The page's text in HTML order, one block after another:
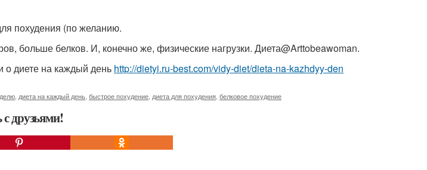
похудения (по желанию.
больше белков. И, конечно же, физические нагрузки. Диета@Arttobeawoman.
диете на каждый день http://dietyi.ru-best.com/vidy-diet/dieta-na-kazhdyy-den
диета на каждый день быстрое похудение диета для похудения белковое похудение
друзьями!